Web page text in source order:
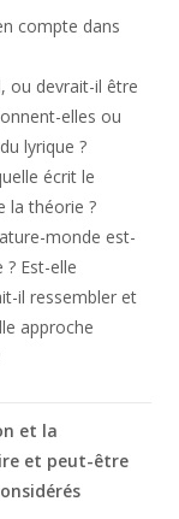
compte dans
ou devrait-il être
elles ou
lyrique ?
écrit le
la théorie ?
monde est-
? Est-elle
il ressembler et
approche
et la
et peut-être